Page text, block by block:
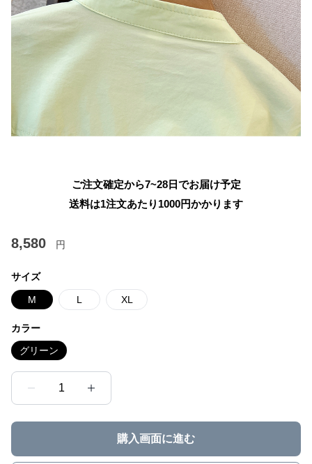
ご注文確定から7~28日でお届け予定
送料は1注文あたり 1000円かかります
8,580 円
サイズ
M L XL
カラー
グリーン
1
購入画面に進む